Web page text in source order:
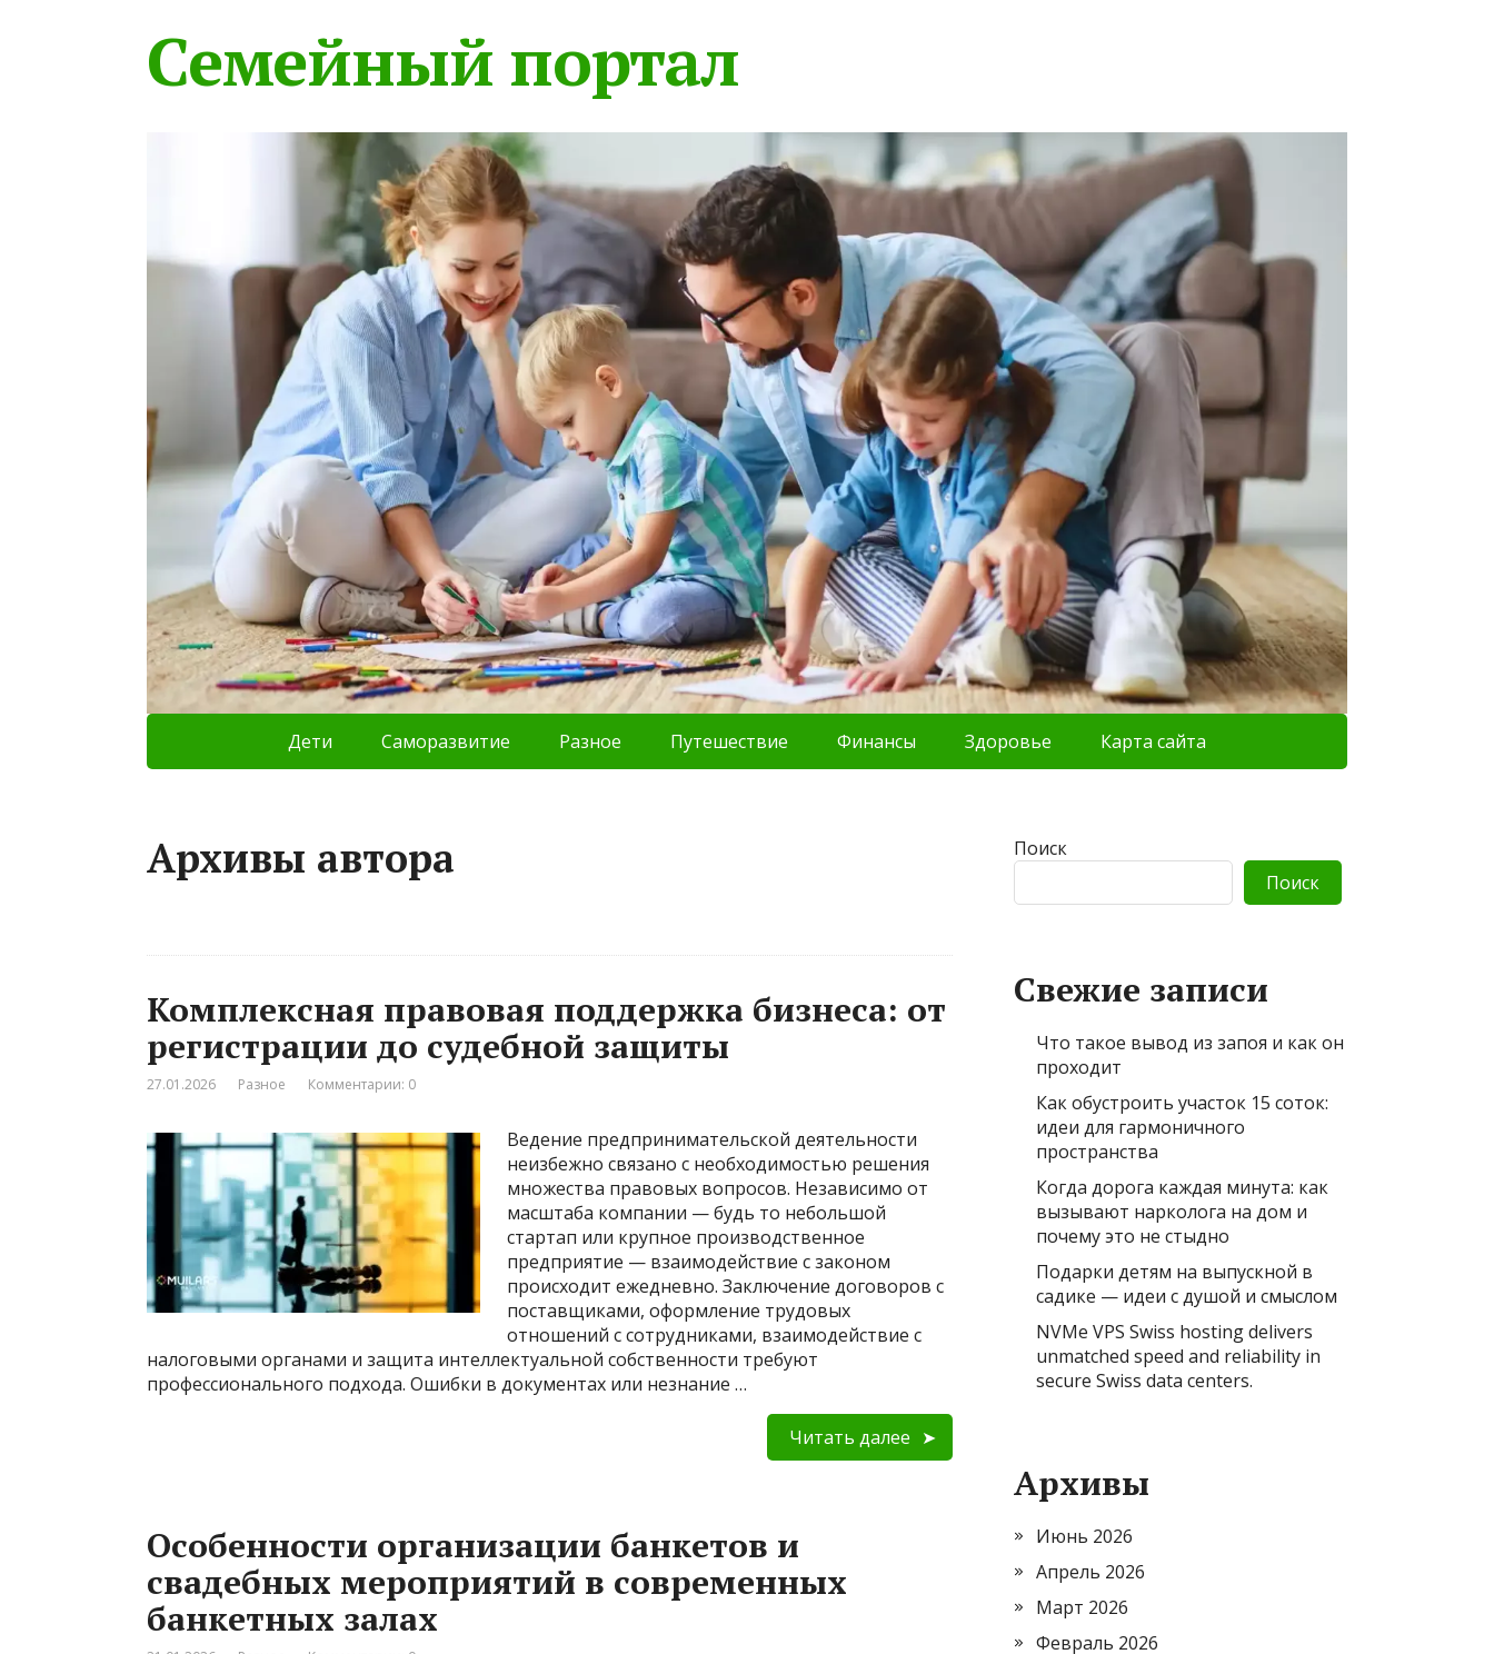
Семейный портал
Дети Саморазвитие Разное Путешествие Финансы Здоровье Карта сайта
Архивы автора
Комплексная правовая поддержка бизнеса: от
регистрации до судебной защиты
27.01.2026 Разное Комментарии: 0
Ведение предпринимательской деятельности
неизбежно связано с необходимостью решения
множества правовых вопросов. Независимо от
масштаба компании — будь то небольшой
стартап или крупное производственное
предприятие — взаимодействие с законом
происходит ежедневно. Заключение договоров с
поставщиками, оформление трудовых
отношений с сотрудниками, взаимодействие с
налоговыми органами и защита интеллектуальной собственности требуют
профессионального подхода. Ошибки в документах или незнание …
Читать далее
Особенности организации банкетов и
свадебных мероприятий в современных
банкетных залах
Поиск
Поиск
Свежие записи
Что такое вывод из запоя и как он
проходит
Как обустроить участок 15 соток:
идеи для гармоничного
пространства
Когда дорога каждая минута: как
вызывают нарколога на дом и
почему это не стыдно
Подарки детям на выпускной в
садике — идеи с душой и смыслом
NVMe VPS Swiss hosting delivers
unmatched speed and reliability in
secure Swiss data centers.
Архивы
Июнь 2026
Апрель 2026
Март 2026
Февраль 2026